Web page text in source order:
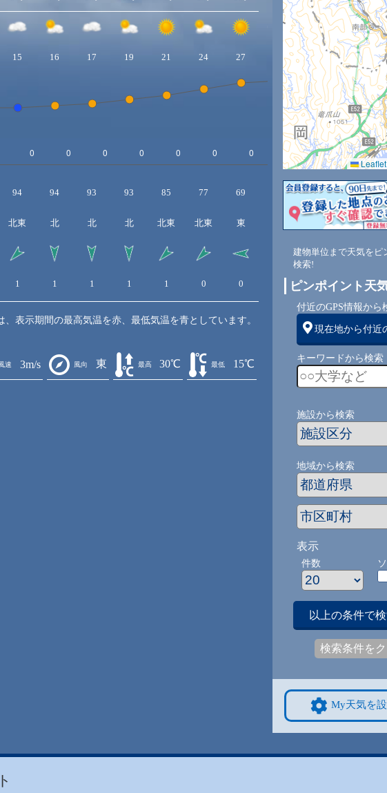
15 16 17 19 21 24 27 29 30
94 94 93 93 85 77 69 60 55
北東 北 北 北 北東 北東 東 東南
1 1 1 1 1 0 0 1 1
表示期間の最高気温を赤、最低気温を青としています。
速 3m/s 風向 東 最高 30℃ 最低 15℃
Leaflet
建物単位まで天気をピ
検索!
ピンポイント天
付近のGPS情報から
現在地から付近
キーワードから検索
施設から検索
地域から検索
表示
件数
以上の条件で
検索条件を
My天気を